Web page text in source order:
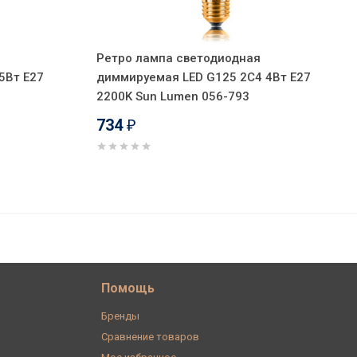
E27
Ретро лампа светодиодная
диммируемая LED G125 2C4 4Вт E27
2200K Sun Lumen 056-793
734 ₽
Помощь
Бренды
Сравнение товаров